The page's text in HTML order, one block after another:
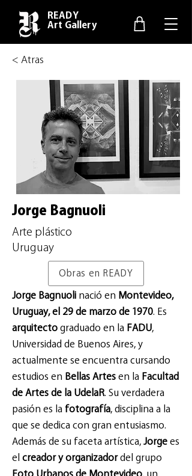
READY
Art Gallery
< Atras
Jorge Bagnuoli
Arte plástico
Uruguay
Obras en READY
Jorge Bagnuoli nació en Montevideo,
Uruguay, el 29 de marzo de 1970 . Es
arquitecto graduado en la FADU
Universidad de Buenos Aires, y
actualmente se encuentra cursando
estudios en Bellas Artes en la Facultad
de Artes de la UdelaR . Su verdadera
pasión es la fotografía , disciplina a la
que se dedica con gran entusiasmo.
Además de su faceta artística,
Jorge es
el creador y organizadordel grupo
Foto Urbanos de Montevideo , un